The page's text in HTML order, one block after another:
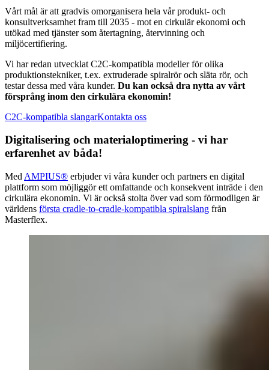
Vårt mål är att gradvis omorganisera hela vår produkt- och
konsultverksamhet fram till 2035 - mot en cirkulär ekonomi och
utökad med tjänster som återtagning, återvinning och
miljöcertifiering.
Vi har redan utvecklat C2C-kompatibla modeller för olika
produktionstekniker, t.ex. extruderade spiralrör och släta rör, och
testar dessa med våra kunder. Du kan också dra nytta av vårt
försprång inom den cirkulära ekonomin!
C2C-kompatibla slangarKontakta oss
Digitalisering och materialoptimering - vi har
erfarenhet av båda!
Med AMPIUS® erbjuder vi våra kunder och partners en digital
plattform som möjliggör ett omfattande och konsekvent inträde i den
cirkulära ekonomin. Vi är också stolta över vad som förmodligen är
världens första cradle-to-cradle-kompatibla spiralslang från
Masterflex.